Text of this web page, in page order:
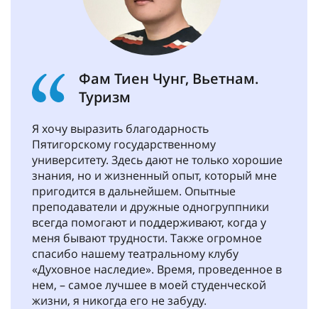
Фам Тиен Чунг, Вьетнам.
Туризм
Я хочу выразить благодарность
Пятигорскому государственному
университету. Здесь дают не только хорошие
знания, но и жизненный опыт, который мне
пригодится в дальнейшем. Опытные
преподаватели и дружные одногруппники
всегда помогают и поддерживают, когда у
меня бывают трудности. Также огромное
спасибо нашему театральному клубу
«Духовное наследие». Время, проведенное в
нем, – самое лучшее в моей студенческой
жизни, я никогда его не забуду.